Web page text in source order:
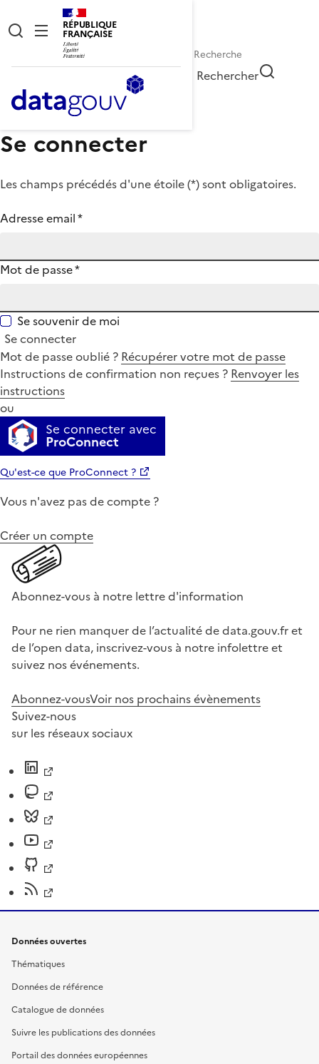
RÉPUBLIQUE
FRANÇAISE
Rechercher
Se connecter
Les champs précédés d'une étoile (*) sont obligatoires.
Adresse email*
Mot de passe*
Se souvenir de moi
Se connecter
Mot de passe oublié ? Récupérer votre mot de passe
Instructions de confirmation non reçues ? Renvoyer les
instructions
ou
Se connecter avec
ProConnect
Qu'est-ce que ProConnect ?
Vous n'avez pas de compte ?
Créer un compte
Abonnez-vous à notre lettre d'information
Pour ne rien manquer de l’actualité de data.gouv.fr et
de l’open data, inscrivez-vous à notre infolettre et
suivez nos événements.
Abonnez-vousVoir nos prochains évènements
Suivez-nous
sur les réseaux sociaux
Données ouvertes
Thématiques
Données de référence
Catalogue de données
Suivre les publications des données
Portail des données européennes